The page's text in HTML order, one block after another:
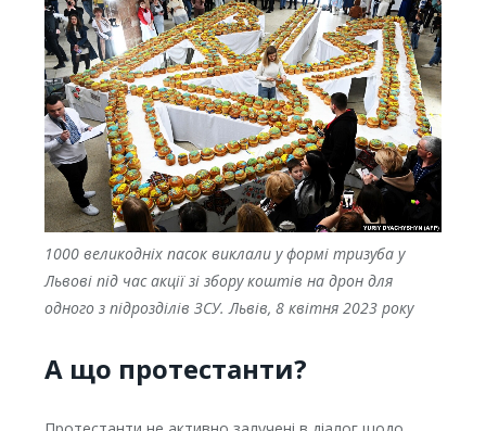
1000 великодніх пасок виклали у формі тризуба у
Львові під час акції зі збору коштів на дрон для
одного з підрозділів ЗСУ. Львів, 8 квітня 2023 року
А що протестанти?